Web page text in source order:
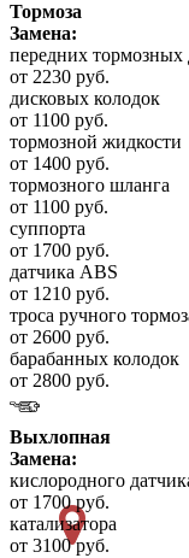
Тормоза
Замена:
передних тормозных
от 2230 руб.
дисковых колодок
от 1100 руб.
тормозной жидкости
от 1400 руб.
тормозного шланга
от 1100 руб.
суппорта
от 1700 руб.
датчика ABS
от 1210 руб.
троса ручного
от 2600 руб.
барабанных колодок
от 2800 руб.
Выхлопная
Замена:
кислородного
от 1700 руб.
катализатора
от 3100 руб.